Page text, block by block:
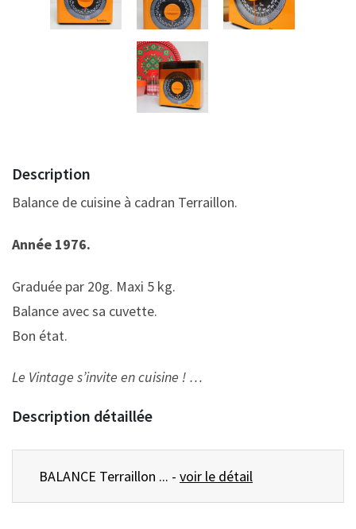
Description
Balance de cuisine à cadran Terraillon.
Année 1976.
Graduée par 20g. Maxi 5 kg.
Balance avec sa cuvette.
Bon état.
Le Vintage s’invite en cuisine ! …
Description détaillée
BALANCE Terraillon ... - voir le détail